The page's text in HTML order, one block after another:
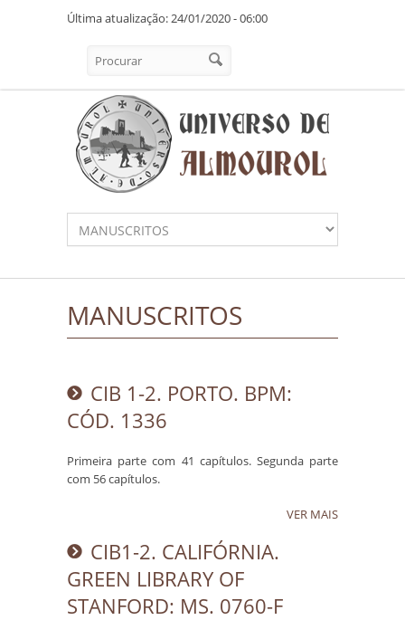
Pasar al contenido principal
Última atualização: 24/01/2020 - 06:00
Formulario de búsqueda
Procurar
MANUSCRITOS
CIB 1-2. PORTO. BPM:
CÓD. 1336
Primeira parte com 41 capítulos. Segunda parte
com 56 capítulos.
VER MAIS
CIB1-2. CALIFÓRNIA.
GREEN LIBRARY OF
STANFORD: MS. 0760-F